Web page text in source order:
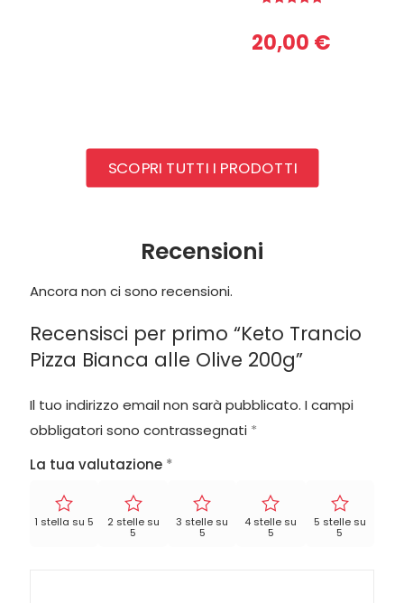
su 5
20,00 €
SCOPRI TUTTI I PRODOTTI
Recensioni
Ancora non ci sono recensioni.
Recensisci per primo “Keto Trancio
Pizza Bianca alle Olive 200g”
Il tuo indirizzo email non sarà pubblicato. I campi
obbligatori sono contrassegnati *
La tua valutazione *
1 stella su 5 2 stelle su
5
3 stelle su
5
4 stelle su
5
5 stelle su
5